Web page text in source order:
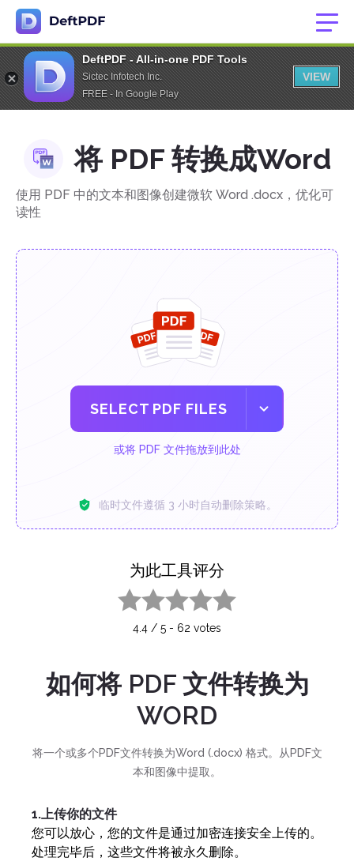
DeftPDF - All-in-one PDF Tools
Sictec Infotech Inc.
FREE - In Google Play
VIEW
将 PDF 转换成Word
使用 PDF 中的文本和图像创建微软 Word .docx，优化可
读性
SELECT PDF FILES
或将 PDF 文件拖放到此处
临时文件遵循 3 小时自动删除策略。
为此工具评分
4.4 / 5 - 62 votes
如何将 PDF 文件转换为
WORD
将一个或多个PDF文件转换为Word (.docx) 格式。从PDF文
本和图像中提取。
1.上传你的文件
您可以放心，您的文件是通过加密连接安全上传的。
处理完毕后，这些文件将被永久删除。